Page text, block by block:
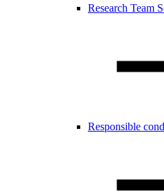
Research Team
Responsible